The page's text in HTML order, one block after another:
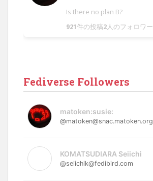
Is there no plan B?
921件の投稿2人のフォロワー
Fediverse Followers
matoken:susie:
@matoken@snac.matoken.org
KOMATSUDIARA Seiichi
@seiichik@fedibird.com